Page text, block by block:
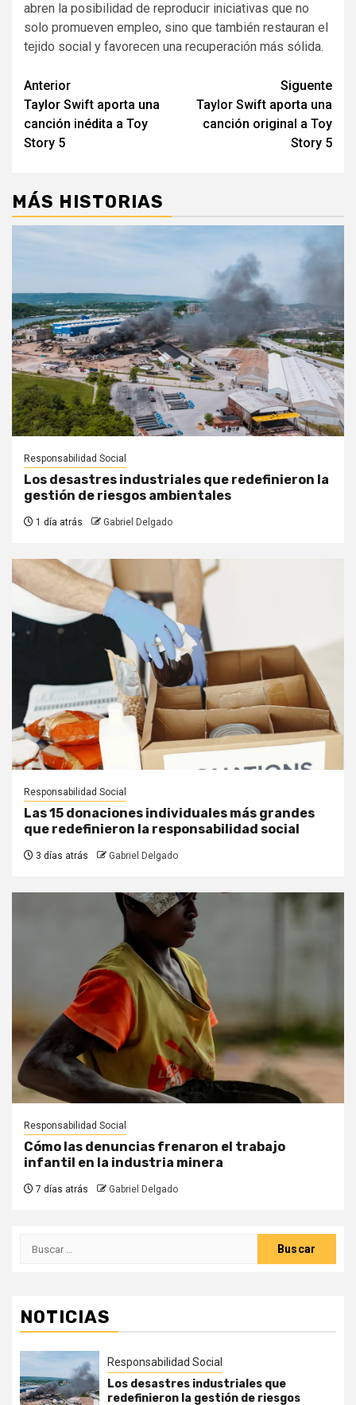
abren la posibilidad de reproducir iniciativas que no
solo promueven empleo, sino que también restauran el
tejido social y favorecen una recuperación más sólida.
Navegación
de
entradas
Anterior
Taylor Swift aporta una
canción inédita a Toy
Story 5
Siguente
Taylor Swift aporta una
canción original a Toy
Story 5
MÁS HISTORIAS
Responsabilidad Social
Los desastres industriales que redefinieron la
gestión de riesgos ambientales
1 día atrás Gabriel Delgado
Responsabilidad Social
Las 15 donaciones individuales más grandes
que redefinieron la responsabilidad social
3 días atrás Gabriel Delgado
Responsabilidad Social
Cómo las denuncias frenaron el trabajo
infantil en la industria minera
7 días atrás Gabriel Delgado
Buscar:
NOTICIAS
Responsabilidad Social
Los desastres industriales que
redefinieron la gestión de riesgos